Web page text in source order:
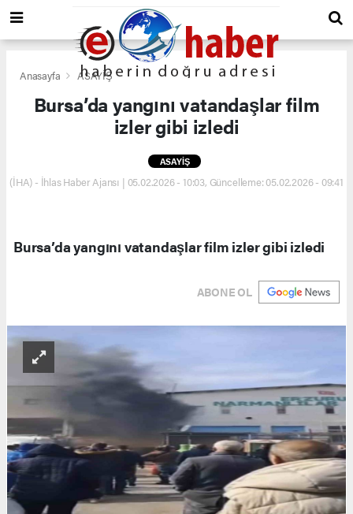
Anasayfa ASAYİŞ
Bursa’da yangını vatandaşlar film
izler gibi izledi
ASAYİŞ
(İHA) - İhlas Haber Ajansı | 05.02.2026 - 10:03, Güncelleme: 05.02.2026 - 09:41
Bursa’da yangını vatandaşlar film izler gibi izledi
ABONE OL